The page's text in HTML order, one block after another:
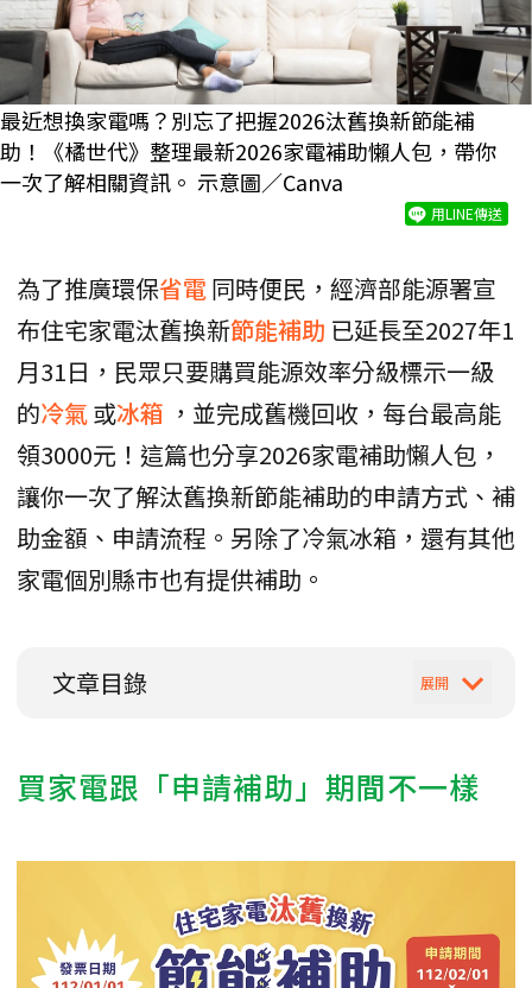
最近想換家電嗎？別忘了把握2026汰舊換新節能補
助！《橘世代》整理最新2026家電補助懶人包，帶你
一次了解相關資訊。 示意圖／Canva
用LINE傳送
為了推廣環保省電同時便民，經濟部能源署宣
布住宅家電汰舊換新節能補助 已延長至2027年1
月31日，民眾只要購買能源效率分級標示一級
的冷氣或冰箱 ，並完成舊機回收，每台最高能
領3000元！這篇也分享2026家電補助懶人包，
讓你一次了解汰舊換新節能補助的申請方式、補
助金額、申請流程。另除了冷氣冰箱，還有其他
家電個別縣市也有提供補助。
文章目錄
買家電跟「申請補助」期間不一樣